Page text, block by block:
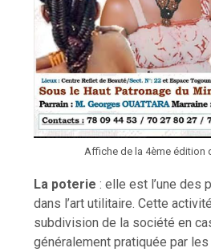
Affiche de la 4ème édition
La poterie: elle est l’une des
dans l’art utilitaire. Cette
subdivision de la société en
généralement pratiquée par